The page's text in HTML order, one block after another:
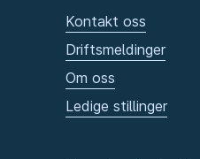
Kontakt oss
Driftsmeldinger
Om oss
Ledige stillinger